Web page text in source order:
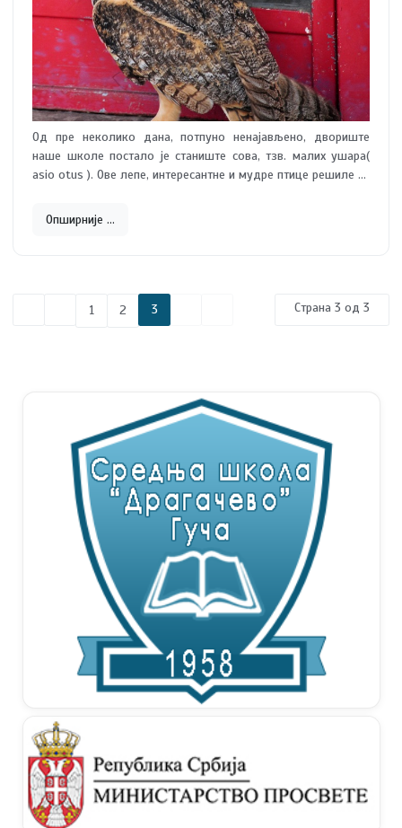
Од пре неколико дана, потпуно ненајављено, двориште
наше школе постало је станиште сова, тзв. малих ушара(
asio otus ). Ове лепе, интересантне и мудре птице решиле су
Да бисмо сазнали о чему је рач, позвали смо Друштво
Опширније …
1 2 3 Страна 3 од 3